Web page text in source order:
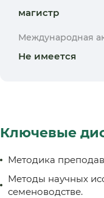
магистр
Международная
Не имеется
Ключевые
Методика
Методы научных
семеноводстве.